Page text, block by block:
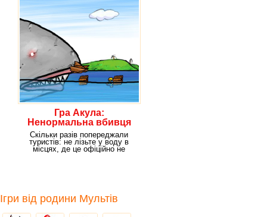
Гра Акула:
Ненормальна вбивця
Скільки разів попереджали
туристів: не лізьте у воду в
місцях, де це офіційно не
Ігри від родини Мультів